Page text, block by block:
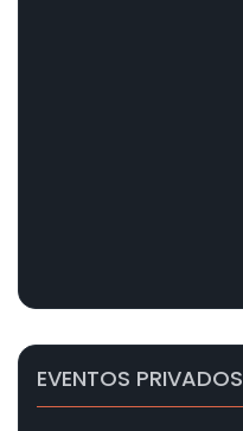
EVENTOS PRIVADOS